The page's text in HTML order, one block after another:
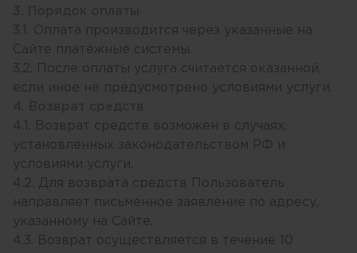
3.1. Оплата производится через указанные на
Сайте платёжные системы.
3.2. После оплаты услуга считается оказанной,
если иное не предусмотрено условиями услуги.
4.1. Возврат средств возможен в случаях,
установленных законодательством РФ и
условиями услуги.
4.2. Для возврата средств Пользователь
направляет письменное заявление по адресу,
указанному на Сайте.
4.3. Возврат осуществляется в течение 10